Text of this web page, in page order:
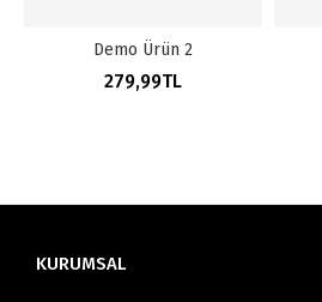
Demo Ürün 2
279,99TL
KURUMSAL